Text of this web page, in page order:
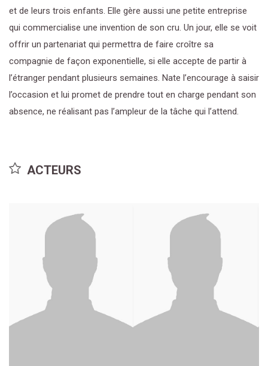
et de leurs trois enfants. Elle gère aussi une petite entreprise
qui commercialise une invention de son cru. Un jour, elle se voit
offrir un partenariat qui permettra de faire croître sa
compagnie de façon exponentielle, si elle accepte de partir à
l’étranger pendant plusieurs semaines. Nate l’encourage à saisir
l’occasion et lui promet de prendre tout en charge pendant son
absence, ne réalisant pas l’ampleur de la tâche qui l’attend.
ACTEURS